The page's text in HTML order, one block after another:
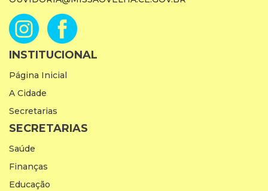
INSTITUCIONAL
Página Inicial
A Cidade
Secretarias
SECRETARIAS
Saúde
Finanças
Educação